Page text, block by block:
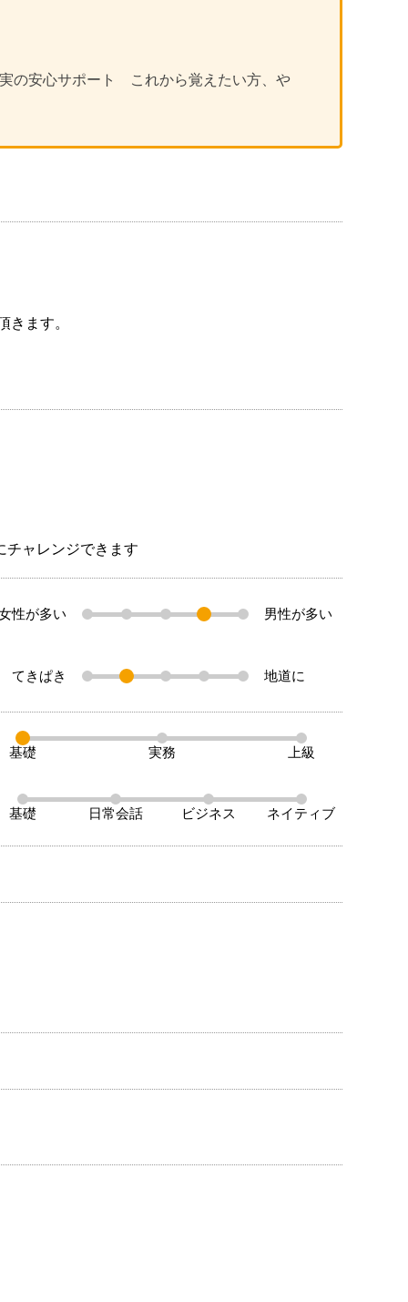
の安心サポート これから覚えたい方、や
きます。
チャレンジできます
性が多い 男性が多い
てきぱき 地道に
基礎 実務 上級
基礎 日常会話 ビジネス ネイティブ